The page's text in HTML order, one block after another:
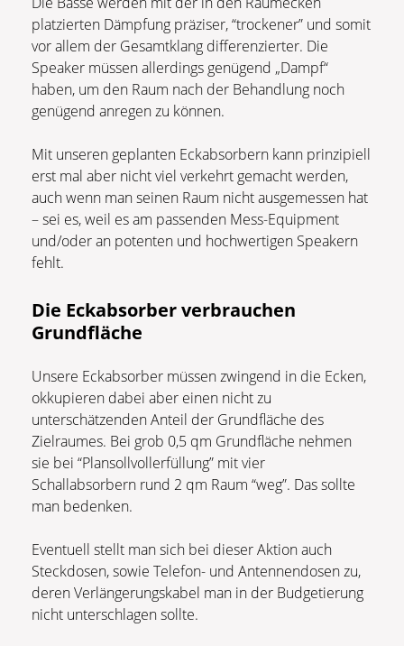
platzierten Dämpfung präziser, “trockener” und somit
vor allem der Gesamtklang differenzierter. Die
Speaker müssen allerdings genügend „Dampf“
haben, um den Raum nach der Behandlung noch
genügend anregen zu können.
Mit unseren geplanten Eckabsorbern kann prinzipiell
erst mal aber nicht viel verkehrt gemacht werden,
auch wenn man seinen Raum nicht ausgemessen hat
– sei es, weil es am passenden Mess-Equipment
und/oder an potenten und hochwertigen Speakern
fehlt.
Die Eckabsorber verbrauchen
Grundfläche
Unsere Eckabsorber müssen zwingend in die Ecken,
okkupieren dabei aber einen nicht zu
unterschätzenden Anteil der Grundfläche des
Zielraumes. Bei grob 0,5 qm Grundfläche nehmen
sie bei “Plansollvollerfüllung” mit vier
Schallabsorbern rund 2 qm Raum “weg”. Das sollte
man bedenken.
Eventuell stellt man sich bei dieser Aktion auch
Steckdosen, sowie Telefon- und Antennendosen zu,
deren Verlängerungskabel man in der Budgetierung
nicht unterschlagen sollte.